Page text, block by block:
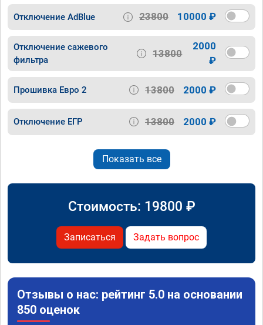
Отключение AdBlue 23800 10000 ₽
Отключение сажевого
фильтра
13800
2000
₽
Прошивка Евро 2 13800 2000 ₽
Отключение ЕГР 13800 2000 ₽
Показать все
Стоимость: 19800 ₽
Записаться Задать вопрос
Отзывы о нас: рейтинг 5.0 на основании
850 оценок